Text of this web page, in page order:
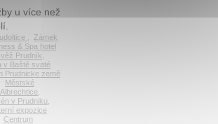
u více než
Zámek
& Spa hotel
Prudník
v Baště svaté
Prudnicke země
Městské
v Prudniku
expozice
Centrum